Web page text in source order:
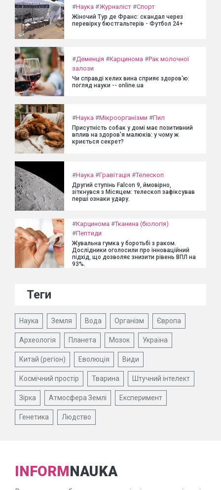
#Наука #Журналіст #Спорт
Жіночий Тур де Франс: скандал через
перевірку бюстгальтерів - Футбол 24+
#Деменція #Карцинома #Рак молочної
залози
Чи справді келих вина сприяє здоров'ю:
погляд науки -- online.ua
#Наука #Мікроорганізми #Пил
Присутність собак у домі має позитивний
вплив на здоров'я малюків: у чому ж
криється секрет?
#Наука #Гравітація #Телескоп
Другий ступінь Falcon 9, ймовірно,
зіткнувся з Місяцем: телескоп зафіксував
перші ознаки удару.
#Карцинома #Тканина (біологія)
#Пептиди
Жувальна гумка у боротьбі з раком.
Дослідники оголосили про інноваційний
підхід, що дозволяє знизити рівень ВПЛ на
93%.
Теги
Наука Земля Вода Організм Європа
Археологія Планета Мозок Україна
Китай (регіон) Еволюція Види
Космічний простір Тварина Штучний інтелект
Зірка Атмосфера Землі Експеримент
Генетика Людство
INFORMNAUKA